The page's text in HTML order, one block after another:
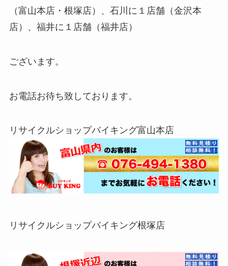
（富山本店・根塚店）、石川に１店舗（金沢本
店）、福井に１店舗（福井店）
ございます。
お電話お待ち致しております。
リサイクルショップバイキング富山本店
リサイクルショップバイキング根塚店